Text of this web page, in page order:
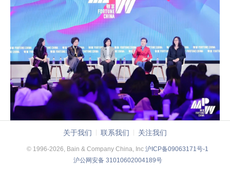
由左至右分别为：《财富》新媒体执行主编谢菁炜，马士基大中华
蒂（中国）制药有限公司董事会执行主席、阿普塔集团全球董事会
成员邢军，贝恩公司全球合伙人，大中华区工业品、制造和汽车业
关于我们 联系我们 关注我们
© 1996-2026, Bain & Company China, Inc沪ICP备09063171号-1
沪公网安备 31010602004189号